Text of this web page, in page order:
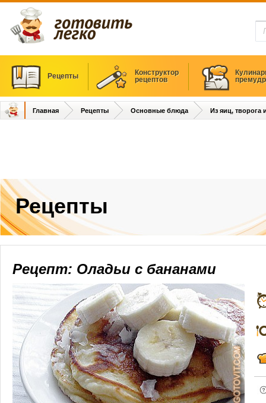
Рецепты
Конструктор
рецептов
Главная Рецепты Основные блюда Из яиц, творога
Рецепты
Рецепт: Оладьи с бананами